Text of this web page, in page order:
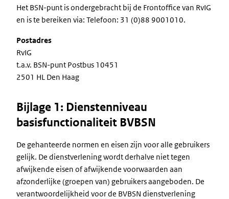
Het BSN-punt is ondergebracht bij de Frontoffice van RvIG
en is te bereiken via: Telefoon: 31 (0)88 9001010.
Postadres
RvIG
t.a.v. BSN-punt Postbus 10451
2501 HL Den Haag
Bijlage 1: Dienstenniveau
basisfunctionaliteit BVBSN
De gehanteerde normen en eisen zijn voor alle gebruikers
gelijk. De dienstverlening wordt derhalve niet tegen
afwijkende eisen of afwijkende voorwaarden aan
afzonderlijke (groepen van) gebruikers aangeboden. De
verantwoordelijkheid voor de BVBSN dienstverlening